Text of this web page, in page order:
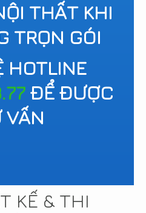
THẤT KHI
TRỌN GÓI
HOTLINE
ĐỂ ĐƯỢC
VẤN
KẾ & THI